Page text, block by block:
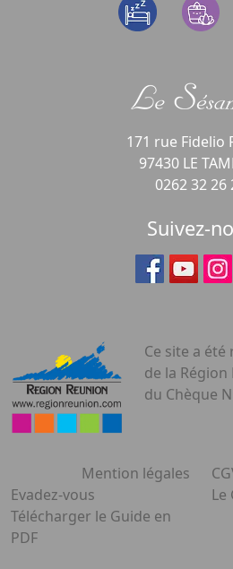
171 rue Fidelio
97430 LE
0262 32 26
Suivez-
Ce site a été
de la
du Chèque
Mention légales
Evadez-vous
Le
Télécharger le Guide en
PDF